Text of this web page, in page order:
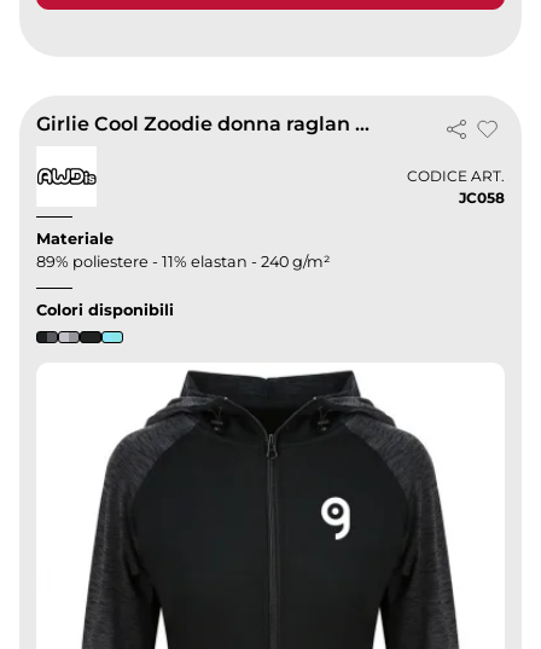
Girlie Cool Zoodie donna raglan bicolore, traspirante, zip intera
CODICE ART.
JC058
Materiale
89% poliestere - 11% elastan - 240 g/m²
Colori disponibili